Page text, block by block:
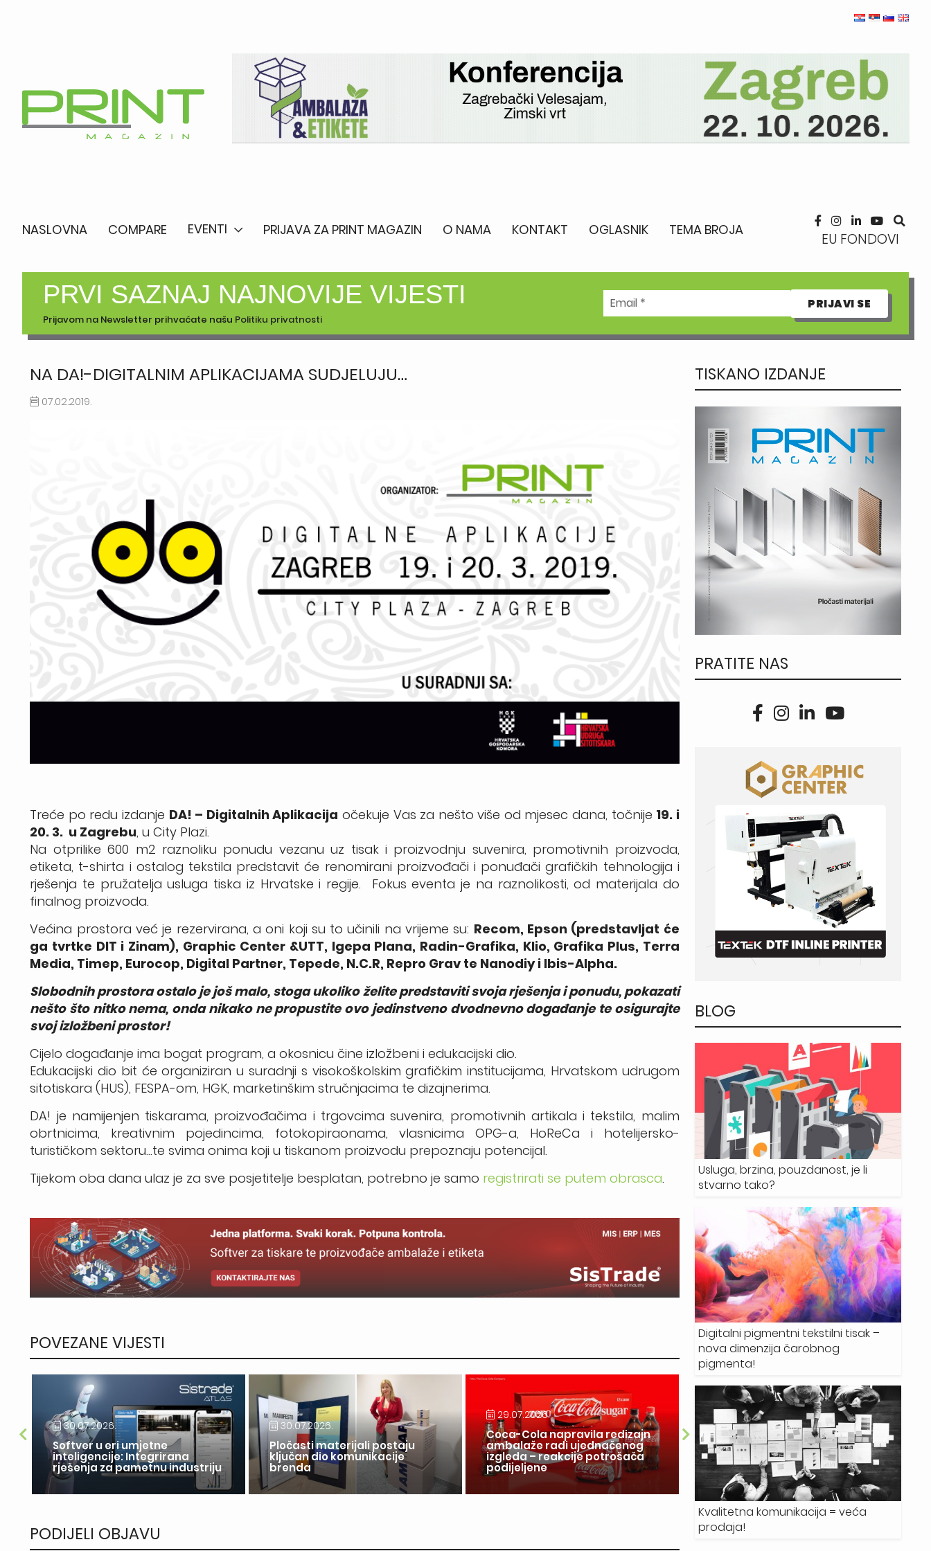
NASLOVNA COMPARE EVENTI PRIJAVA ZA PRINT MAGAZIN O NAMA KONTAKT OGLASNIK TEMA BROJA
EU FONDOVI
PRVI SAZNAJ NAJNOVIJE VIJESTI
Prijavom na Newsletter prihvaćate našu Politiku privatnosti
NA DA!-DIGITALNIM APLIKACIJAMA SUDJELUJU…
07.02.2019.
Treće po redu izdanje DA! – Digitalnih Aplikacija očekuje Vas za nešto više od mjesec dana, točnije 19. i
20. 3. u Zagrebu, u City Plazi.
Na otprilike 600 m2 raznoliku ponudu vezanu uz tisak i proizvodnju suvenira, promotivnih proizvoda,
etiketa, t-shirta i ostalog tekstila predstavit će renomirani proizvođači i ponuđači grafičkih tehnologija i
rješenja te pružatelja usluga tiska iz Hrvatske i regije. Fokus eventa je na raznolikosti, od materijala do
finalnog proizvoda.
Većina prostora već je rezervirana, a oni koji su to učinili na vrijeme su: Recom, Epson (predstavljat će
ga tvrtke DIT i Zinam), Graphic Center &UTT, Igepa Plana, Radin-Grafika, Klio, Grafika Plus, Terra
Media, Timep, Eurocop, Digital Partner, Tepede, N.C.R, Repro Grav te Nanodiy i Ibis-Alpha.
Slobodnih prostora ostalo je još malo, stoga ukoliko želite predstaviti svoja rješenja i ponudu, pokazati
nešto što nitko nema, onda nikako ne propustite ovo jedinstveno dvodnevno događanje te osigurajte
svoj izložbeni prostor!
Cijelo događanje ima bogat program, a okosnicu čine izložbeni i edukacijski dio.
Edukacijski dio bit će organiziran u suradnji s visokoškolskim grafičkim institucijama, Hrvatskom udrugom
sitotiskara (HUS), FESPA-om, HGK, marketinškim stručnjacima te dizajnerima.
DA! je namijenjen tiskarama, proizvođačima i trgovcima suvenira, promotivnih artikala i tekstila, malim
obrtnicima, kreativnim pojedincima, fotokopiraonama, vlasnicima OPG-a, HoReCa i hotelijersko-
turističkom sektoru…te svima onima koji u tiskanom proizvodu prepoznaju potencijal.
Tijekom oba dana ulaz je za sve posjetitelje besplatan, potrebno je samo registrirati se putem obrasca.
POVEZANE VIJESTI
30.07.2026.
Softver u eri umjetne
inteligencije: Integrirana
rješenja za pametnu industriju
30.07.2026.
Pločasti materijali postaju
ključan dio komunikacije
brenda
29.07.2026.
Coca-Cola napravila redizajn
ambalaže radi ujednačenog
izgleda – reakcije potrošača
podijeljene
28.07.2026.
Delta Design: Tehnologija je
ubrzala proces, ali znanje o
materijalima najveći je adut
PODIJELI OBJAVU
TISKANO IZDANJE
PRATITE NAS
BLOG
Usluga, brzina, pouzdanost, je li
stvarno tako?
Digitalni pigmentni tekstilni tisak –
nova dimenzija čarobnog
pigmenta!
Kvalitetna komunikacija = veća
prodaja!